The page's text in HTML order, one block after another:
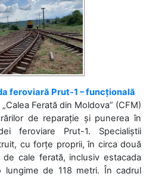
feroviară Prut-1 – funcțională
Ferată din Moldova” (CFM)
de reparație și punerea în
feroviare Prut-1. Specialiștii
cu forțe proprii, în circa două
cale ferată, inclusiv estacada
lungime de 118 metri. În cadrul